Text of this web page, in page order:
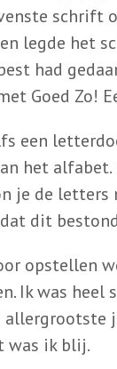
schrift
legde het
had
Goed Zo!
een
het alfabet.
je de letters
dit
opstellen
Ik was heel
was ik blij.